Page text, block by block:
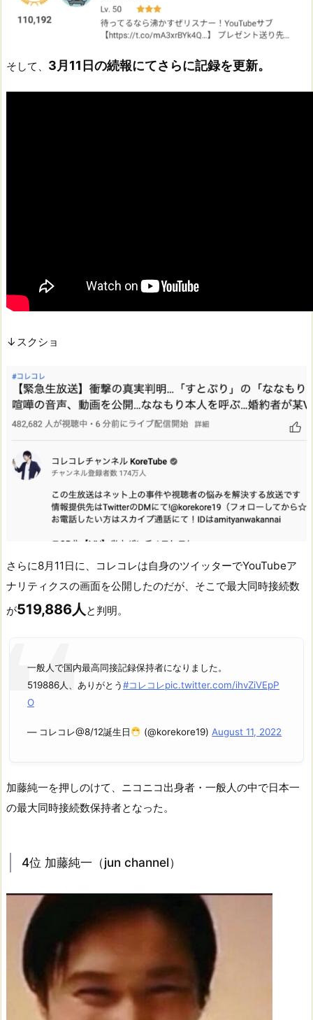
そして、 3月11日の続報にてさらに記録を更新。
↓スクショ
さらに8月11日に、コレコレは自身のツイッターでYouTubeア
ナリティクスの画面を公開したのだが、そこで最大同時接続数
が519,886人と判明。
一般人で国内最高同接記録保持者になりました。
519886人、ありがとう#コレコレpic.twitter.com/ihvZiVEpP
O
— コレコレ@8/12誕生日 (@korekore19)August 11, 2022
加藤純一を押しのけて、ニコニコ出身者・一般人の中で日本一
の最大同時接続数保持者となった。
4位 加藤純一（jun channel）